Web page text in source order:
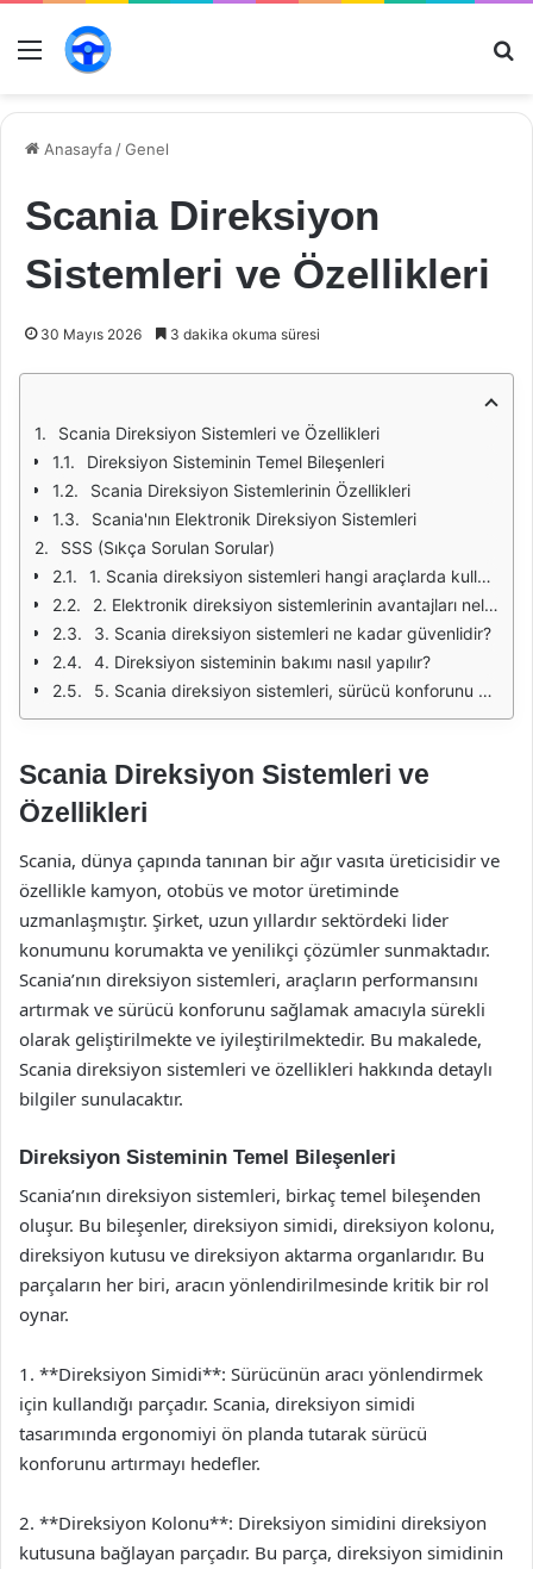
Menü
Anasayfa /Genel
Scania Direksiyon
Sistemleri ve Özellikleri
30 Mayıs 2026 3 dakika okuma süresi
Scania Direksiyon Sistemleri ve Özellikleri
Direksiyon Sisteminin Temel Bileşenleri
Scania Direksiyon Sistemlerinin Özellikleri
Scania'nın Elektronik Direksiyon Sistemleri
SSS (Sıkça Sorulan Sorular)
1. Scania direksiyon sistemleri hangi araçlarda kullanılır?
2. Elektronik direksiyon sistemlerinin avantajları nelerdir?
3. Scania direksiyon sistemleri ne kadar güvenlidir?
4. Direksiyon sisteminin bakımı nasıl yapılır?
5. Scania direksiyon sistemleri, sürücü konforunu nasıl artırır?
Scania Direksiyon Sistemleri ve
Özellikleri
Scania, dünya çapında tanınan bir ağır vasıta üreticisidir ve
özellikle kamyon, otobüs ve motor üretiminde
uzmanlaşmıştır. Şirket, uzun yıllardır sektördeki lider
konumunu korumakta ve yenilikçi çözümler sunmaktadır.
Scania’nın direksiyon sistemleri, araçların performansını
artırmak ve sürücü konforunu sağlamak amacıyla sürekli
olarak geliştirilmekte ve iyileştirilmektedir. Bu makalede,
Scania direksiyon sistemleri ve özellikleri hakkında detaylı
bilgiler sunulacaktır.
Direksiyon Sisteminin Temel Bileşenleri
Scania’nın direksiyon sistemleri, birkaç temel bileşenden
oluşur. Bu bileşenler, direksiyon simidi, direksiyon kolonu,
direksiyon kutusu ve direksiyon aktarma organlarıdır. Bu
parçaların her biri, aracın yönlendirilmesinde kritik bir rol
oynar.
1. **Direksiyon Simidi**: Sürücünün aracı yönlendirmek
için kullandığı parçadır. Scania, direksiyon simidi
tasarımında ergonomiyi ön planda tutarak sürücü
konforunu artırmayı hedefler.
2. **Direksiyon Kolonu**: Direksiyon simidini direksiyon
kutusuna bağlayan parçadır. Bu parça, direksiyon simidinin